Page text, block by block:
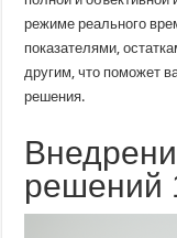
режиме реального
показателями,
другим, что поможет
решения.
решений